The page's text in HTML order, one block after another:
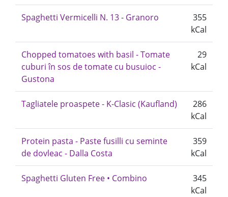
Spaghetti Vermicelli N. 13 - Granoro
355
kCal
Chopped tomatoes with basil - Tomate
cuburi în sos de tomate cu busuioc -
Gustona
29
kCal
Tagliatele proaspete - K-Clasic (Kaufland)
286
kCal
Protein pasta - Paste fusilli cu seminte
de dovleac - Dalla Costa
359
kCal
Spaghetti Gluten Free • Combino
345
kCal